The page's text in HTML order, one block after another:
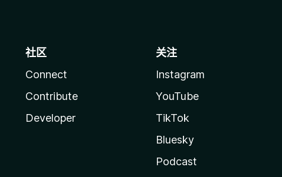
社区
Connect
Contribute
Developer
关注
Instagram
YouTube
TikTok
Bluesky
Podcast